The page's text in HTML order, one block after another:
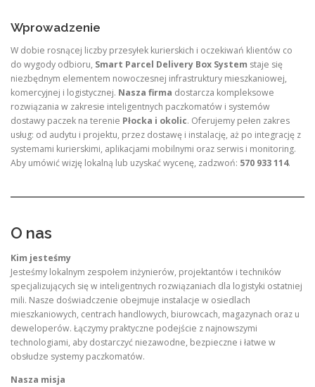
Wprowadzenie
W dobie rosnącej liczby przesyłek kurierskich i oczekiwań klientów co
do wygody odbioru, Smart Parcel Delivery Box System staje się
niezbędnym elementem nowoczesnej infrastruktury mieszkaniowej,
komercyjnej i logistycznej. Nasza firma dostarcza kompleksowe
rozwiązania w zakresie inteligentnych paczkomatów i systemów
dostawy paczek na terenie Płocka i okolic. Oferujemy pełen zakres
usług: od audytu i projektu, przez dostawę i instalację, aż po integrację z
systemami kurierskimi, aplikacjami mobilnymi oraz serwis i monitoring.
Aby umówić wizję lokalną lub uzyskać wycenę, zadzwoń: 570 933 114.
O nas
Kim jesteśmy
Jesteśmy lokalnym zespołem inżynierów, projektantów i techników
specjalizujących się w inteligentnych rozwiązaniach dla logistyki ostatniej
mili. Nasze doświadczenie obejmuje instalacje w osiedlach
mieszkaniowych, centrach handlowych, biurowcach, magazynach oraz u
deweloperów. Łączymy praktyczne podejście z najnowszymi
technologiami, aby dostarczyć niezawodne, bezpieczne i łatwe w
obsłudze systemy paczkomatów.
Nasza misja